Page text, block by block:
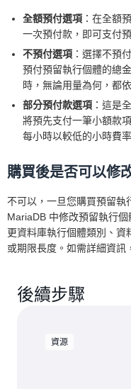
全額預付選項 ：在全額
一次預付款，即可支付
不預付選項 ：選擇不預
預付預留執行個體的總
時，無論用量為何，都
部分預付款選項 ：這是
將預先支付一筆小額款
每小時以較低的小時費
購買後是否可以修
不可以，一旦您購買預留執
MariaDB 中修改預留執行
更資料庫執行個體類別、資
或期限長度。如需詳細資訊
後續步驟
資源